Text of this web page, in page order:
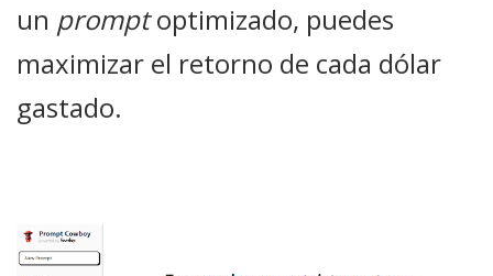
un promptoptimizado, puedes
maximizar el retorno de cada dólar
gastado.